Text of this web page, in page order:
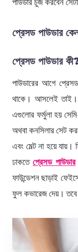
প্রেসড পাউডার
প্রেসড পাউডার
পাউডারের আগে
থাকে। আসলেই তাই।
এগুলোর ফর্মুলা হয়
অথবা কনসিলার সেট
এবং মেল্ট না হয়ে
ঢাকতে প্রেসড পাউডার
ফাউন্ডেশন ছাড়াই
ফুল কভারেজ দেয়। তবে